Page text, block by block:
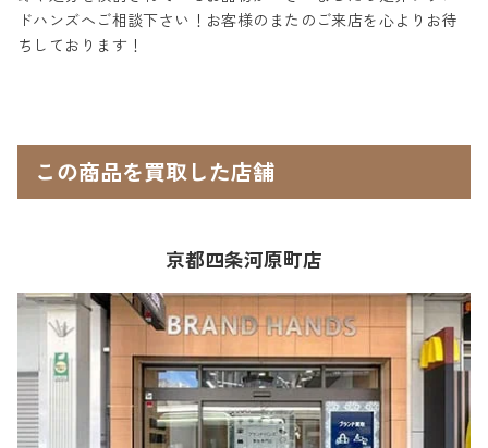
ドハンズへご相談下さい！お客様のまたのご来店を心よりお待
ちしております！
この商品を買取した店舗
京都四条河原町店